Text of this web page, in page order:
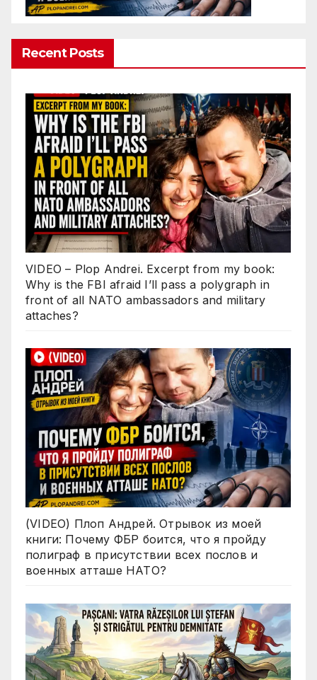
Recent Posts
VIDEO – Plop Andrei. Excerpt from my book:
Why is the FBI afraid I’ll pass a polygraph in
front of all NATO ambassadors and military
attaches?
(VIDEO) Плоп Андрей. Отрывок из моей
книги: Почему ФБР боится, что я пройду
полиграф в присутствии всех послов и
военных атташе НАТО?